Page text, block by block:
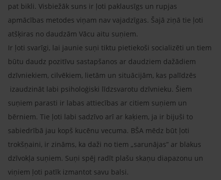
pat bikli. Visbiežāk suns ir ļoti paklausīgs un rupjas
apmācības metodes viņam nav vajadzīgas. Šajā ziņā tie ļoti
atšķiras no daudzām Vācu aitu suņiem.
Ir ļoti svarīgi, lai jaunie suņi tiktu pietiekoši socializēti un tiem
būtu daudz pozitīvu sastapšanos ar daudziem dažādiem
dzīvniekiem, cilvēkiem, lietām un situācijām, kas palīdzēs
izaudzināt labi psiholoģiski līdzsvarotu dzīvnieku. Šiem
suņiem parasti ir labas attiecības ar citiem suņiem un
bērniem. Tie ļoti labi sadzīvo arī ar kaķiem, ja ir bijuši to
sabiedrībā jau kopš kucēnu vecuma. BŠA mēdz būt ļoti
trokšņaini, ir zināms, ka daži no tiem „sarunājas” ar blakus
dzīvokļa suņiem. Suņi spēj radīt plašu skaņu diapazonu un
viņiem ļoti patīk izmantot savu balsi.